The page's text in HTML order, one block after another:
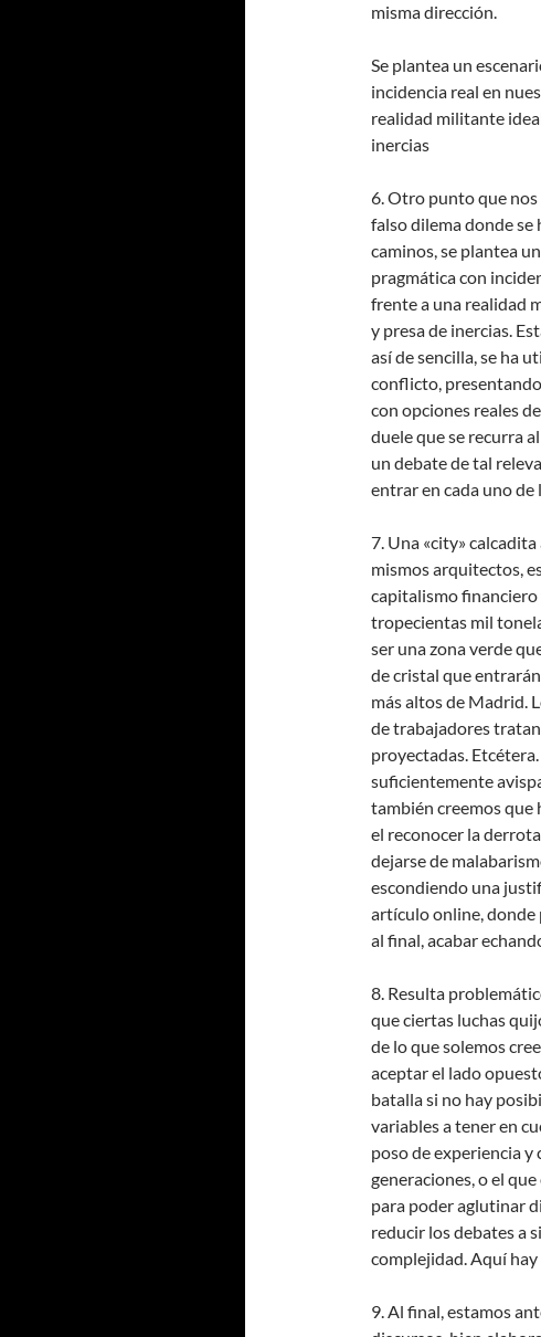
misma dirección.
Se plantea un
incidencia real en
realidad militante
inercias
6. Otro punto que nos
falso dilema donde se
caminos, se plantea
pragmática con
frente a una realidad
y presa de inercias.
así de sencilla, se ha
conflicto,
con opciones reales
duele que se recurra
un debate de tal
entrar en cada uno
7. Una «city»
mismos arquitectos,
capitalismo financiero
tropecientas mil
ser una zona verde
de cristal que
más altos de Madrid.
de trabajadores
proyectadas.
suficientemente
también creemos
el reconocer la
dejarse de
escondiendo una
artículo online, donde
al final, acabar
8. Resulta
que ciertas luchas
de lo que solemos
aceptar el lado
batalla si no hay
variables a tener en
poso de experiencia
generaciones, o el
para poder aglutinar
reducir los debates a
complejidad. Aquí
9. Al final, estamos